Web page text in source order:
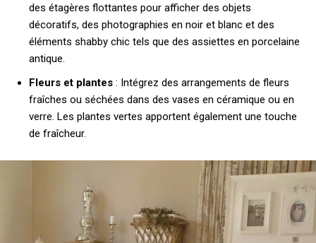
des étagères flottantes pour afficher des objets
décoratifs, des photographies en noir et blanc et des
éléments shabby chic tels que des assiettes en porcelaine
antique.
Fleurs et plantes : Intégrez des arrangements de fleurs
fraîches ou séchées dans des vases en céramique ou en
verre. Les plantes vertes apportent également une touche
de fraîcheur.